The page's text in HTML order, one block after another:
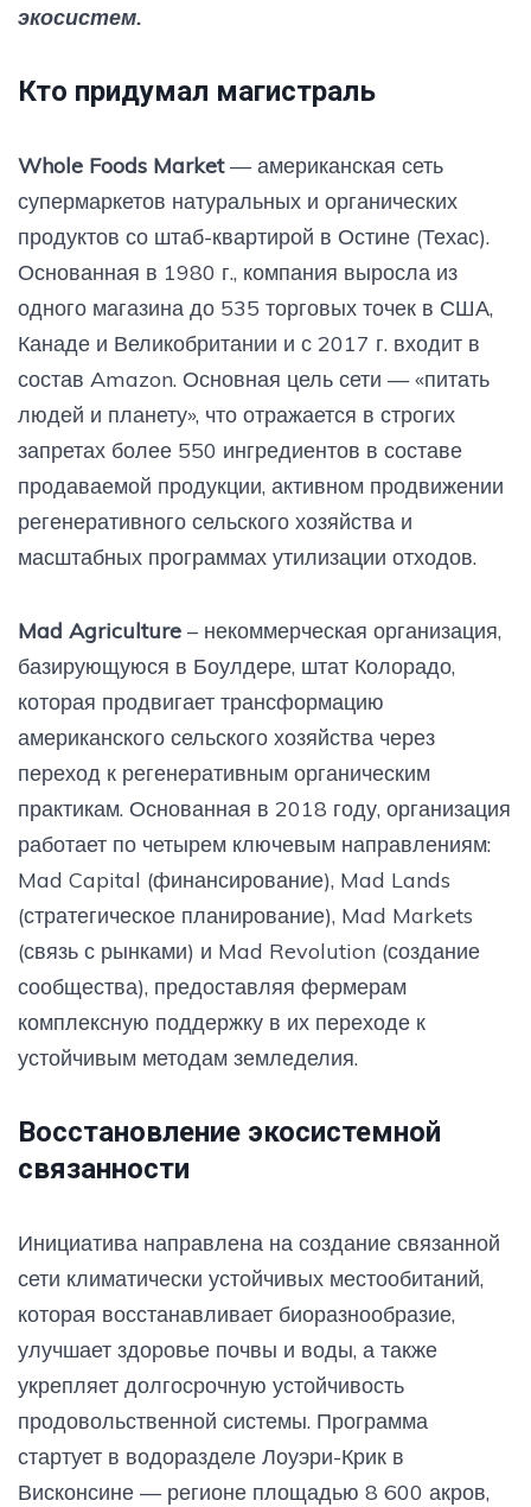
экосистем.
Кто придумал магистраль
Whole Foods Market— американская сеть
супермаркетов натуральных и органических
продуктов со штаб-квартирой в Остине (Техас).
Основанная в 1980 г., компания выросла из
одного магазина до 535 торговых точек в США,
Канаде и Великобритании и с 2017 г. входит в
состав Amazon. Основная цель сети — «питать
людей и планету», что отражается в строгих
запретах более 550 ингредиентов в составе
продаваемой продукции, активном продвижении
регенеративного сельского хозяйства и
масштабных программах утилизации отходов.
Mad Agriculture – некоммерческая организация,
базирующуюся в Боулдере, штат Колорадо,
которая продвигает трансформацию
американского сельского хозяйства через
переход к регенеративным органическим
практикам. Основанная в 2018 году, организация
работает по четырем ключевым направлениям:
Mad Capital (финансирование), Mad Lands
(стратегическое планирование), Mad Markets
(связь с рынками) и Mad Revolution (создание
сообщества), предоставляя фермерам
комплексную поддержку в их переходе к
устойчивым методам земледелия.
Восстановление экосистемной
связанности
Инициатива направлена на создание связанной
сети климатически устойчивых местообитаний,
которая восстанавливает биоразнообразие,
улучшает здоровье почвы и воды, а также
укрепляет долгосрочную устойчивость
продовольственной системы. Программа
стартует в водоразделе Лоуэри-Крик в
Висконсине — регионе площадью 8 600 акров,